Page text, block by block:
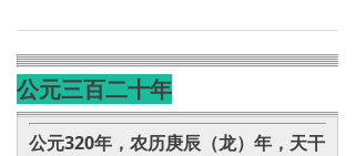
公元三百二十年
公元320年，农历庚辰（龙）年，天干